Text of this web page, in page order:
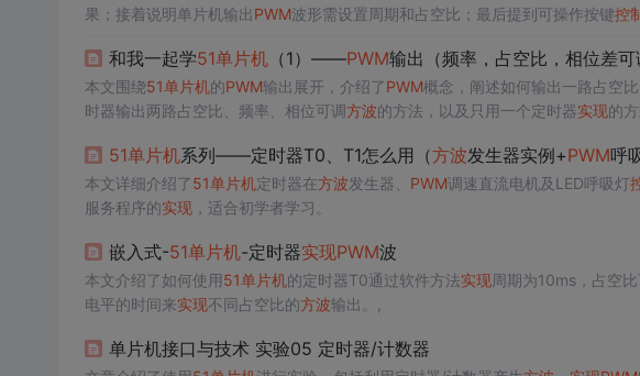
果；接着说明单片机输出PWM波形需设置周期和占空比；最后提到可操作按键控
和我一起学51单片机（1）——PWM输出（频率，占空比，相位差可
本文围绕51单片机的PWM输出展开，介绍了PWM概念，阐述如何输出一路占空
时器输出两路占空比、频率、相位可调方波的方法，以及只用一个定时器实现的
51单片机系列——定时器T0、T1怎么用（方波发生器实例+PWM呼
本文详细介绍了51单片机定时器在方波发生器、 PWM调速直流电机及LED呼吸灯
服务程序的实现，适合初学者学习。
嵌入式-51单片机-定时器实现PWM波
本文介绍了如何使用51单片机的定时器T0通过软件方法实现周期为10ms，占空
电平的时间来实现不同占空比的方波输出。,
单片机接口与技术 实验05 定时器/计数器